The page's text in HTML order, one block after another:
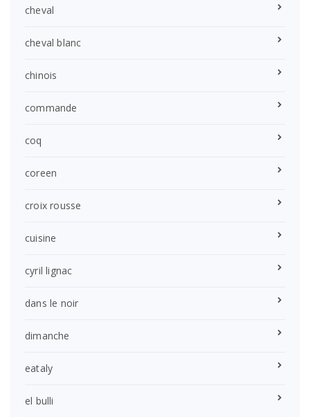
cheval
cheval blanc
chinois
commande
coq
coreen
croix rousse
cuisine
cyril lignac
dans le noir
dimanche
eataly
el bulli